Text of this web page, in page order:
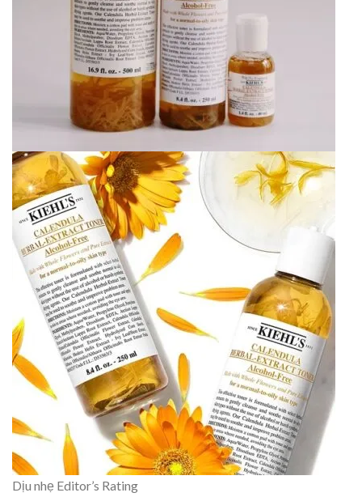
Dịu nhẹ Editor’s Rating